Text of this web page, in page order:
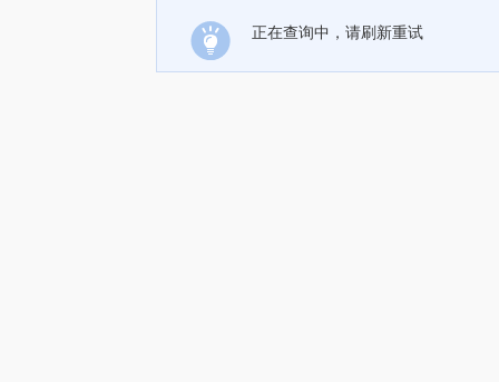
正在查询中，请刷新重试